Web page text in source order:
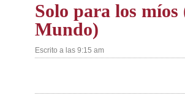
Solo para los
Mundo)
Escrito a las 9:15 am